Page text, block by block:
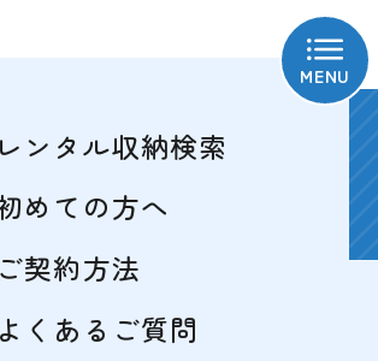
MENU
レンタル収納検索
めての方へ
ご契約方法
よくあるご質問
原淵野辺トランク
ルーム
特徴一覧